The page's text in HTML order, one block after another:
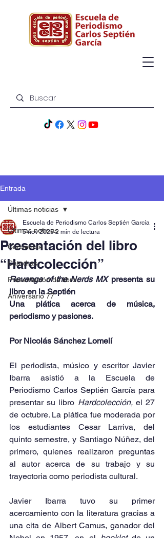
Entrada
Últimas noticias
Convenios
Cátedras
Presentación de libro
Aniversario 77
Últimas noticias
Presentación del libro
“Hardcolección”
Escuela de Periodismo Carlos Septién García
5 nov 2025 2 min de lectura
Revenge of the Nerds MX presenta su
libro en la Septién
Una plática acerca de música,
periodismo y pasiones.
Por Nicolás Sánchez Lomelí
El periodista, músico y escritor Javier
Ibarra asistió a la Escuela de
Periodismo Carlos Septién García para
presentar su libro Hardcolección, el 27
de octubre. La plática fue moderada por
los estudiantes Cesar Larriva, del
quinto semestre, y Santiago Núñez, del
primero, quienes realizaron preguntas
al autor acerca de su trabajo y su
trayectoria como periodista cultural.
Javier Ibarra tuvo su primer
acercamiento con la literatura gracias a
una cita de Albert Camus, ganador del